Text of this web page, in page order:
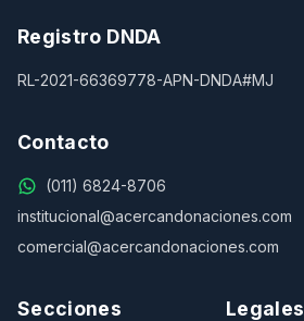
Registro DNDA
RL-2021-66369778-APN-DNDA#MJ
Contacto
(011) 6824-8706
institucional@acercandonaciones.com
comercial@acercandonaciones.com
Secciones Legales